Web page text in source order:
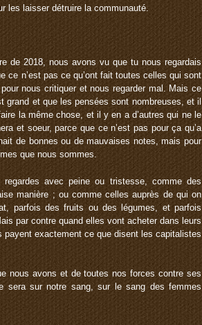
les laisser détruire la communauté.
de 2018, nous avons vu que tu nous regardais
ce n’est pas ce qu’ont fait toutes celles qui sont
nous critiquer et nous regarder mal. Mais ce
grand et que les pensées sont nombreuses, et il
la même chose, et il y en a d’autres qui ne le
et soeur, parce que ce n’est pas pour ça qu’a
de bonnes ou de mauvaises notes, mais pour
que nous sommes.
avec peine ou tristesse, comme des
manière ; ou comme celles auprès de qui on
parfois des fruits ou des légumes, et parfois
par contre quand elles vont acheter dans leurs
exactement ce que disent les capitalistes
nous avons et de toutes nos forces contre ses
sera sur notre sang, sur le sang des femmes